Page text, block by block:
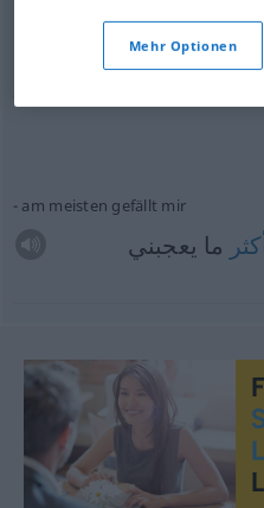
am meisten gefällt mir
ما يعجبني
Mehr Optionen